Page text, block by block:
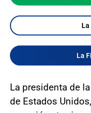
La
La
La presidenta de
de Estados Unidos,